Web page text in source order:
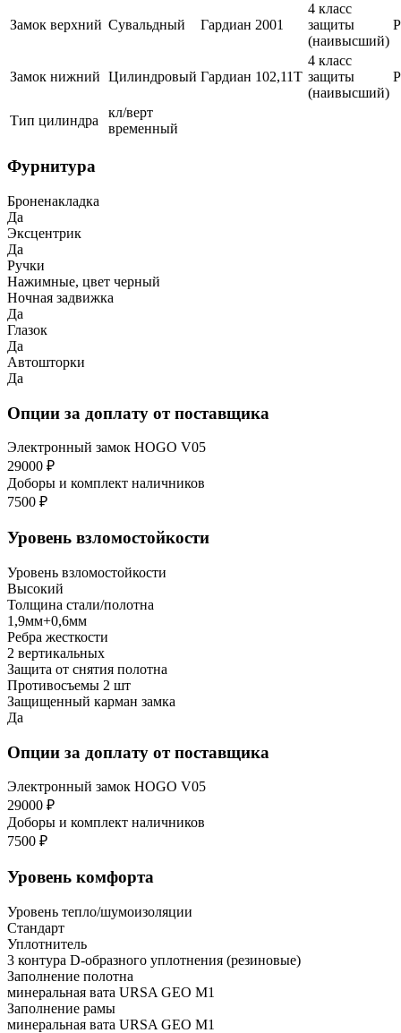
Замок верхний Сувальдный Гардиан 2001
4 класс
защиты
(наивысший)
Замок нижний Цилиндровый Гардиан 102,11Т
4 класс
защиты
(наивысший)
Тип цилиндра
кл/верт
временный
Фурнитура
Броненакладка
Да
Эксцентрик
Да
Ручки
Нажимные, цвет черный
Ночная задвижка
Да
Глазок
Да
Автошторки
Да
Опции за доплату от поставщика
Электронный замок HOGO V05
29000 ₽
Доборы и комплект наличников
7500 ₽
Уровень взломостойкости
Уровень взломостойкости
Высокий
Толщина стали/полотна
1,9мм+0,6мм
Ребра жесткости
2 вертикальных
Защита от снятия полотна
Противосъемы 2 шт
Защищенный карман замка
Да
Опции за доплату от поставщика
Электронный замок HOGO V05
29000 ₽
Доборы и комплект наличников
7500 ₽
Уровень комфорта
Уровень тепло/шумоизоляции
Стандарт
Уплотнитель
3 контура D-образного уплотнения (резиновые)
Заполнение полотна
минеральная вата URSA GEO М1
Заполнение рамы
минеральная вата URSA GEO М1